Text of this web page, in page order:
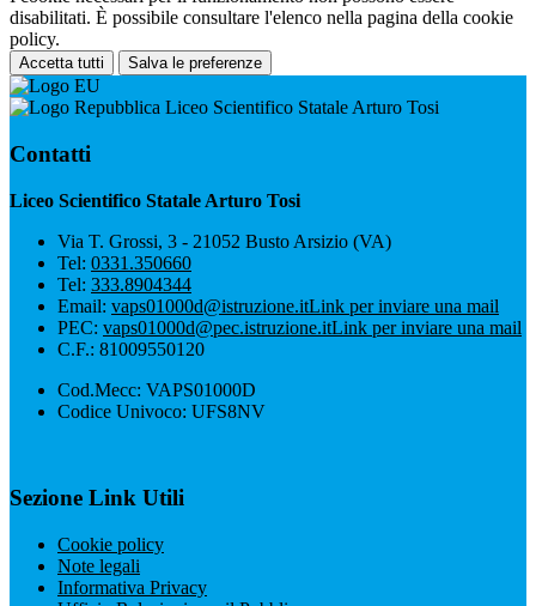
disabilitati. È possibile consultare l'elenco nella pagina della cookie
policy.
Accetta tutti Salva le preferenze
Liceo Scientifico Statale Arturo Tosi
Contatti
Liceo Scientifico Statale Arturo Tosi
Via T. Grossi, 3 - 21052 Busto Arsizio (VA)
Tel: 0331.350660
Tel: 333.8904344
Email: vaps01000d@istruzione.itLink per inviare una mail
PEC: vaps01000d@pec.istruzione.itLink per inviare una mail
C.F.: 81009550120
Cod.Mecc: VAPS01000D
Codice Univoco: UFS8NV
Sezione Link Utili
Cookie policy
Note legali
Informativa Privacy